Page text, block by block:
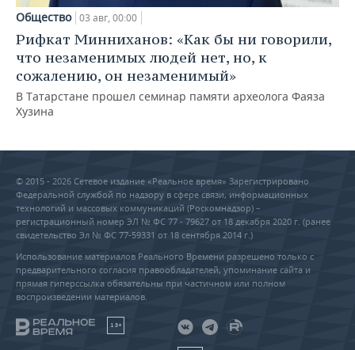
Общество 03 авг, 00:00
Рифкат Минниханов: «Как бы ни говорили,
что незаменимых людей нет, но, к
сожалению, он незаменимый»
В Татарстане прошел семинар памяти археолога Фаяза
Хузина
© 2015 - 2026 Сетевое издание «Реальное время» Зарегистрировано
Федеральной службой по надзору в сфере связи, информационных
технологий и массовых коммуникаций (Роскомнадзор) –
регистрационный номер ЭЛ № ФС 77 - 79627 от 18 декабря 2020 г. (ранее
свидетельство Эл № ФС 77-59331 от 18 сентября 2014 г.)
Использование материалов Реального Времени разрешено только с
предварительного согласия правообладателей, упоминание сайта и
прямая гиперссылка обязательны при частичном или полном
воспроизведении материалов.
18+